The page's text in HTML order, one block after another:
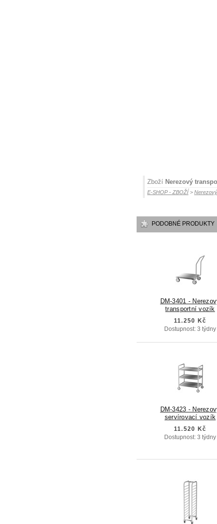
Zboží Nerezový
E-SHOP - ZBOŽÍ >
PODOBNÉ PRODUKTY
DM-3401 -
transportní vozík
11.250 Kč
Dostupnost: 3 týdny
DM-3423 -
servírovací vozík
11.520 Kč
Dostupnost: 3 týdny